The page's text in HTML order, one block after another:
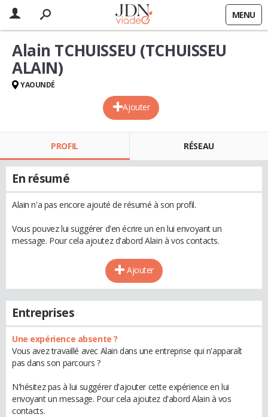
MENU
Ajouter
Alain TCHUISSEU (TCHUISSEU
ALAIN)
YAOUNDÉ
PROFIL RÉSEAU
En résumé
Alain n'a pas encore ajouté de résumé à son profil.
Vous pouvez lui suggérer d'en écrire un en lui envoyant un
message. Pour cela ajoutez d'abord Alain à vos contacts.
Ajouter
Entreprises
Une expérience absente ?
Vous avez travaillé avec Alain dans une entreprise qui n'apparaît
pas dans son parcours ?
N'hésitez pas à lui suggérer d'ajouter cette expérience en lui
envoyant un message. Pour cela ajoutez d'abord Alain à vos
contacts.